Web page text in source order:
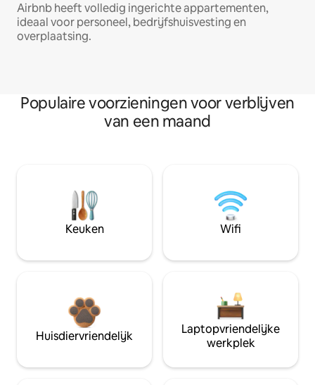
Airbnb heeft volledig ingerichte appartementen,
ideaal voor personeel, bedrijfshuisvesting en
overplaatsing.
Populaire voorzieningen voor verblijven
van een maand
Keuken Wifi
Huisdiervriendelijk
Laptopvriendelijke
werkplek